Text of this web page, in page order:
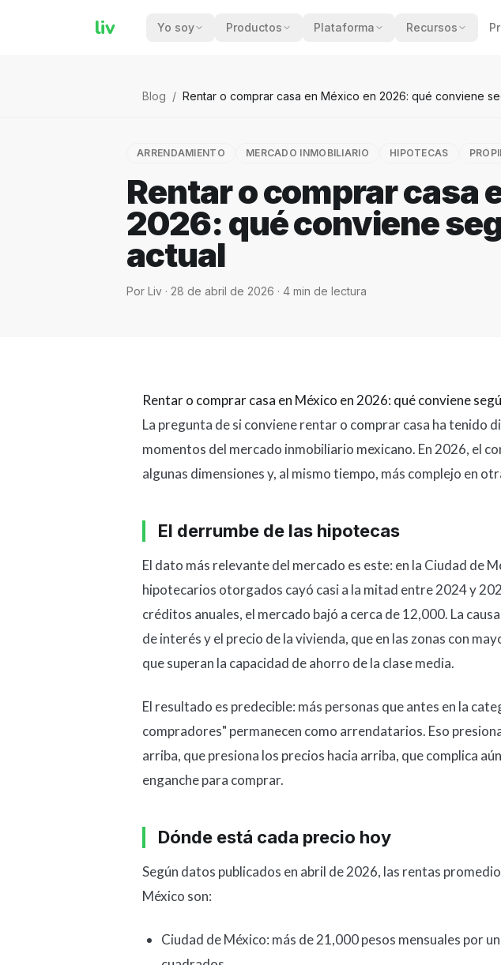
liv Yo soy Productos Plataforma Recursos
Blog / Rentar o comprar casa en México en 2026: qué conviene
ARRENDAMIENTO MERCADO INMOBILIARIO HIPOTECAS
Rentar o comprar casa
2026: qué conviene
actual
Por Liv · 28 de abril de 2026 · 4 min de lectura
Rentar o comprar casa en México en 2026: qué conviene
La pregunta de si conviene rentar o comprar casa ha tenido
momentos del mercado inmobiliario mexicano. En 2026, el
algunas dimensiones y, al mismo tiempo, más complejo en
El derrumbe de las hipotecas
El dato más relevante del mercado es este: en la Ciudad de
hipotecarios otorgados cayó casi a la mitad entre 2024 y
créditos anuales, el mercado bajó a cerca de 12,000. La
de interés y el precio de la vivienda, que en las zonas con
que superan la capacidad de ahorro de la clase media.
El resultado es predecible: más personas que antes en la
compradores" permanecen como arrendatarios. Eso
arriba, que presiona los precios hacia arriba, que complica
enganche para comprar.
Dónde está cada precio hoy
Según datos publicados en abril de 2026, las rentas
México son:
Ciudad de México: más de 21,000 pesos mensuales por